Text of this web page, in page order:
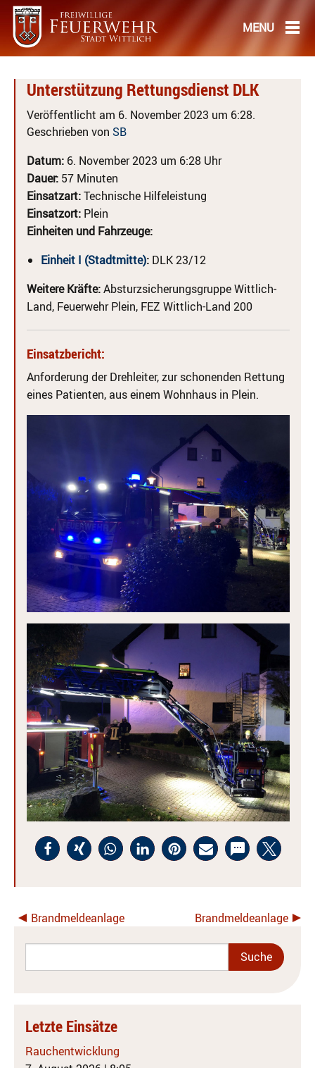
Unterstützung Rettungsdienst DLK
Veröffentlicht am 6. November 2023 um 6:28.
Geschrieben von SB
Datum: 6. November 2023 um 6:28 Uhr
Dauer: 57 Minuten
Einsatzart:Technische Hilfeleistung
Einsatzort: Plein
Einheiten und Fahrzeuge:
Einheit I (Stadtmitte): DLK 23/12
Weitere Kräfte:Absturzsicherungsgruppe Wittlich-
Land, Feuerwehr Plein, FEZ Wittlich-Land 200
Einsatzbericht:
Anforderung der Drehleiter, zur schonenden Rettung
eines Patienten, aus einem Wohnhaus in Plein.
Brandmeldeanlage Brandmeldeanlage
Letzte Einsätze
Rauchentwicklung